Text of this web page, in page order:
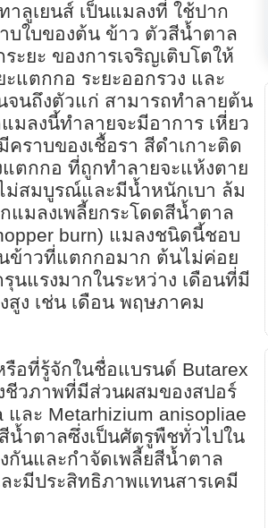
ลูเยนส์ เป็นแมลงที่ ใช้ปาก
บใบของต้น ข้าว ตัวสีน้ำตาล
ะยะ ของการเจริญเติบโตให้
ะแตกกอ ระยะออกรวง และ
จนถึงตัวแก่ สามารถทำลายต้น
มลงนี้ทำลายจะมีอาการ เหี่ยว
ราบของเชื้อรา สีดำเกาะติด
ตกกอ ที่ถูกทำลายจะแห้งตาย
ม่สมบูรณ์และมีน้ำหนักเบา ล้ม
มลงเพลี้ยกระโดดสีน้ำตาล
burn) แมลงชนิดนี้ชอบ
ข้าวที่แตกกอมาก ต้นไม่ค่อย
นแรงมากในระหว่าง เดือนที่มี
ง เช่น เดือน พฤษภาคม
รือที่รู้จักในชื่อแบรนด์ Butarex
วภาพที่มีส่วนผสมของสปอร์
และ Metarhizium anisopliae
น้ำตาลซึ่งเป็นศัตรูพืชทั่วไปใน
นและกำจัดเพลี้ยสีน้ำตาล
ะมีประสิทธิภาพแทนสารเคมี